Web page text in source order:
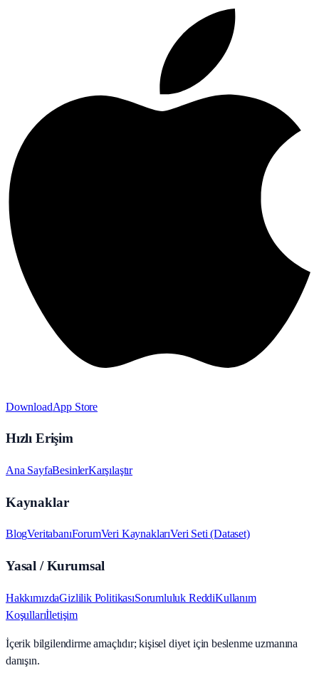
DownloadApp Store
Hızlı Erişim
Ana SayfaBesinlerKarşılaştır
Kaynaklar
BlogVeritabanıForumVeri KaynaklarıVeri Seti (Dataset)
Yasal / Kurumsal
HakkımızdaGizlilik PolitikasıSorumluluk ReddiKullanım
Koşullarıİletişim
İçerik bilgilendirme amaçlıdır; kişisel diyet için beslenme uzmanına
danışın.